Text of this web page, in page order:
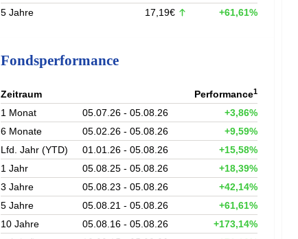
5 Jahre
17,19€ +61,61%
Fondsperformance
Zeitraum Performance1
1 Monat 05.07.26 - 05.08.26
+3,86%
6 Monate
05.02.26 - 05.08.26
+9,59%
Lfd. Jahr (YTD)
01.01.26 - 05.08.26
+15,58%
1 Jahr
05.08.25 - 05.08.26
+18,39%
3 Jahre
05.08.23 - 05.08.26
+42,14%
5 Jahre
05.08.21 - 05.08.26
+61,61%
10 Jahre
05.08.16 - 05.08.26
+173,14%